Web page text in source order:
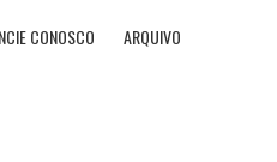
CONOSCO ARQUIVO